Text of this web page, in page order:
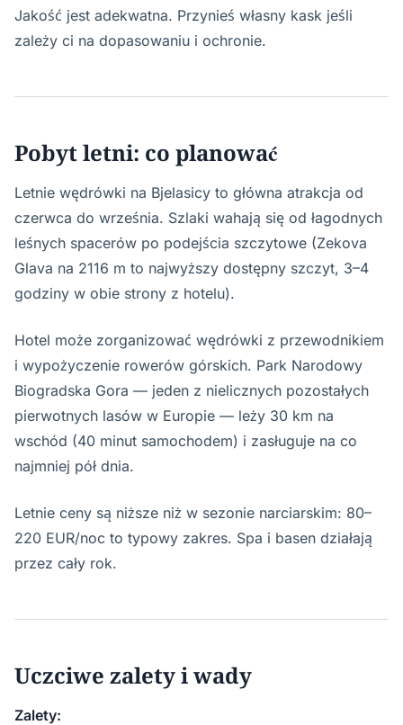
Jakość jest adekwatna. Przynieś własny kask jeśli
zależy ci na dopasowaniu i ochronie.
Pobyt letni: co planować
Letnie wędrówki na Bjelasicy to główna atrakcja od
czerwca do września. Szlaki wahają się od łagodnych
leśnych spacerów po podejścia szczytowe (Zekova
Glava na 2116 m to najwyższy dostępny szczyt, 3–4
godziny w obie strony z hotelu).
Hotel może zorganizować wędrówki z przewodnikiem
i wypożyczenie rowerów górskich. Park Narodowy
Biogradska Gora — jeden z nielicznych pozostałych
pierwotnych lasów w Europie — leży 30 km na
wschód (40 minut samochodem) i zasługuje na co
najmniej pół dnia.
Letnie ceny są niższe niż w sezonie narciarskim: 80–
220 EUR/noc to typowy zakres. Spa i basen działają
przez cały rok.
Uczciwe zalety i wady
Zalety: